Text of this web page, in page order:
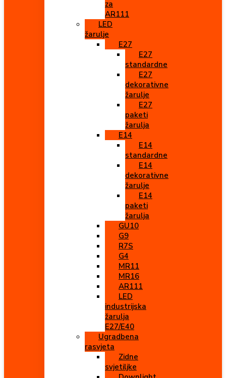
za
AR111
LED
žarulje
E27
E27
standardne
E27
dekorativne
žarulje
E27
paketi
žarulja
E14
E14
standardne
E14
dekorativne
žarulje
E14
paketi
žarulja
GU10
G9
R7S
G4
MR11
MR16
AR111
LED
industrijska
žarulja
E27/E40
Ugradbena
rasvjeta
Zidne
svjetiljke